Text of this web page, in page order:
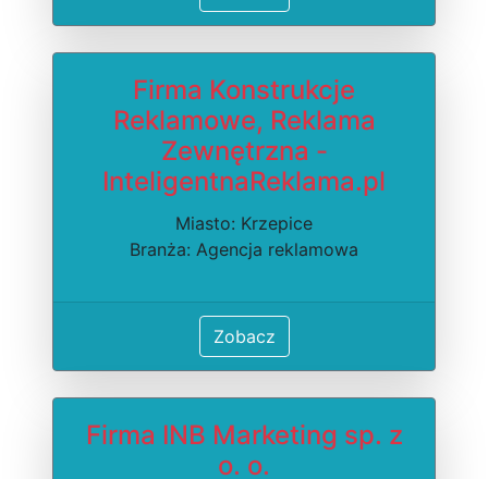
Firma Konstrukcje
Reklamowe, Reklama
Zewnętrzna -
InteligentnaReklama.pl
Miasto: Krzepice
Branża: Agencja reklamowa
Zobacz
Firma INB Marketing sp. z
o. o.